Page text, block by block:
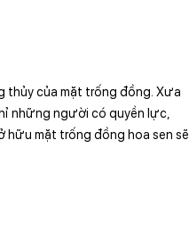
thủy của mặt trống đồng. Xưa
những người có quyền lực,
hữu mặt trống đồng hoa sen sẽ